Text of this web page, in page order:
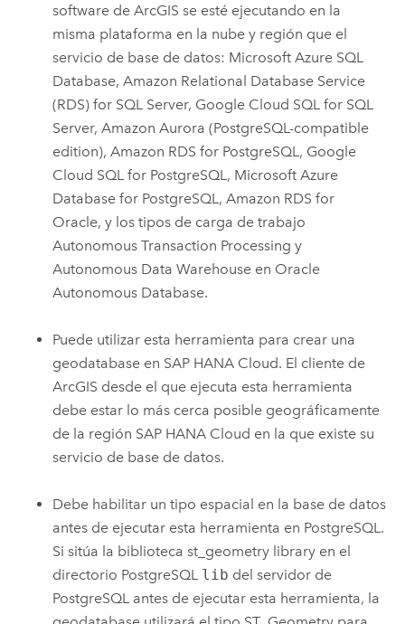
software de ArcGIS se esté ejecutando en la
misma plataforma en la nube y región que el
servicio de base de datos: Microsoft Azure SQL
Database,Amazon Relational Database Service
(RDS) for SQL Server, Google Cloud SQL for SQL
Server,Amazon Aurora (PostgreSQL-compatible
edition),Amazon RDS for PostgreSQL , Google
Cloud SQL for PostgreSQL , Microsoft Azure
Database for PostgreSQL ,Amazon RDS for
Oracle, y los tipos de carga de trabajo
Autonomous Transaction Processing y
Autonomous Data Warehouse en Oracle
Autonomous Database.
Puede utilizar esta herramienta para crear una
geodatabase en SAP HANA Cloud. El cliente de
ArcGIS desde el que ejecuta esta herramienta
debe estar lo más cerca posible geográficamente
de la región SAP HANA Cloud en la que existe su
servicio de base de datos.
Debe habilitar un tipo espacial en la base de datos
antes de ejecutar esta herramienta en PostgreSQL.
Si sitúa la biblioteca st_geometry library en el
directorio PostgreSQL lib del servidor de
PostgreSQL antes de ejecutar esta herramienta, la